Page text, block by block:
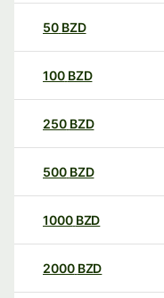
50 BZD
100 BZD
250 BZD
500 BZD
1000 BZD
2000 BZD